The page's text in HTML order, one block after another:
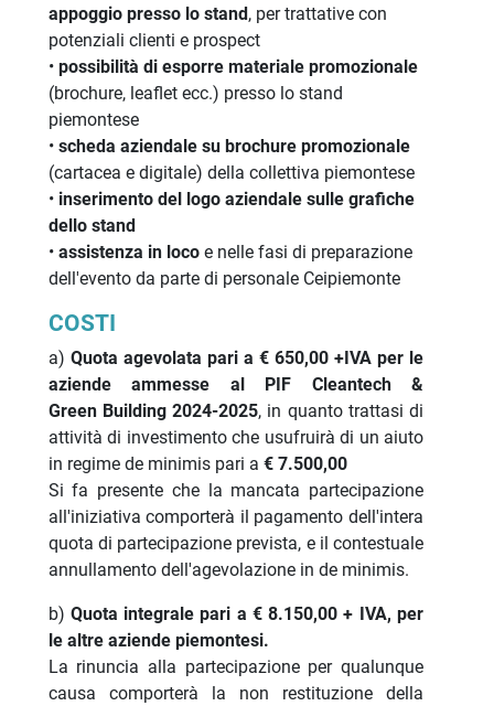
appoggio presso lo stand , per trattative con
potenziali clienti e prospect
• possibilità di esporre materiale promozionale
(brochure, leaflet ecc.) presso lo stand
piemontese
•scheda aziendale su brochure promozionale
(cartacea e digitale) della collettiva piemontese
•inserimento del logo aziendale sulle grafiche
dello stand
• assistenza in locoe nelle fasi di preparazione
dell'evento da parte di personale Ceipiemonte
COSTI
a) Quota agevolata pari a € 650,00 +IVA per le
aziende ammesse al PIF Cleantech &
Green Building 2024-2025, in quanto trattasi di
attività di investimento che usufruirà di un aiuto
in regime de minimis pari a € 7.500,00
Si fa presente che la mancata partecipazione
all'iniziativa comporterà il pagamento dell'intera
quota di partecipazione prevista, e il contestuale
annullamento dell'agevolazione in de minimis.
b) Quota integrale pari a € 8.150,00 + IVA, per
le altre aziende piemontesi.
La rinuncia alla partecipazione per qualunque
causa comporterà la non restituzione della